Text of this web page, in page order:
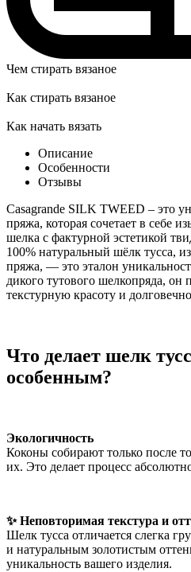
Чем стирать вязаное
Как стирать вязаное
Как начать вязать
Описание
Особенности
Отзывы
Casagrande SILK TWEED – это
пряжа, которая сочетает в себе
шелка с фактурной эстетикой
100% натуральный шёлк тусса,
пряжа, — это эталон
дикого тутового шелкопряда, он
текстурную красоту и
Что делает шелк
особенным?
Экологичность
Коконы собирают только после
их. Это делает процесс
✨ Неповторимая текстура и
Шелк тусса отличается слегка
и натуральным золотистым
уникальность вашего изделия.